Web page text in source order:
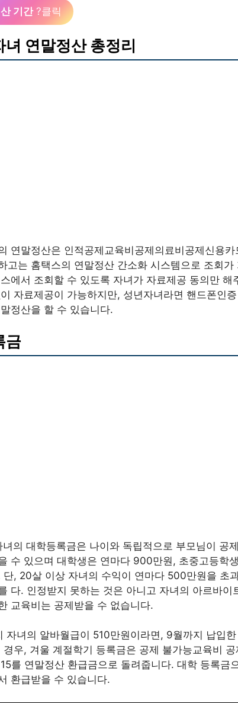
기간?클릭
녀 연말정산 총정리
연말정산은 인적공제교육비공제의료비공제신용
고는 홈택스의 연말정산 간소화 시스템으로 조회
에서 조회할 수 있도록 자녀가 자료제공 동의만
자료제공이 가능하지만, 성년자녀라면 핸드폰인
정산을 할 수 있습니다.
금
의 대학등록금은 나이와 독립적으로 부모님이 공
수 있으며 대학생은 연마다 900만원, 초중고등학
단, 20살 이상 자녀의 수익이 연마다 500만원을 초
다. 인정받지 못하는 것은 아니고 자녀의 아르바
교육비는 공제받을 수 없습니다.
자녀의 알바월급이 510만원이라면, 9월까지 납입
경우, 겨울 계절학기 등록금은 공제 불가능교육비
를 연말정산 환급금으로 돌려줍니다. 대학 등록금
환급받을 수 있습니다.